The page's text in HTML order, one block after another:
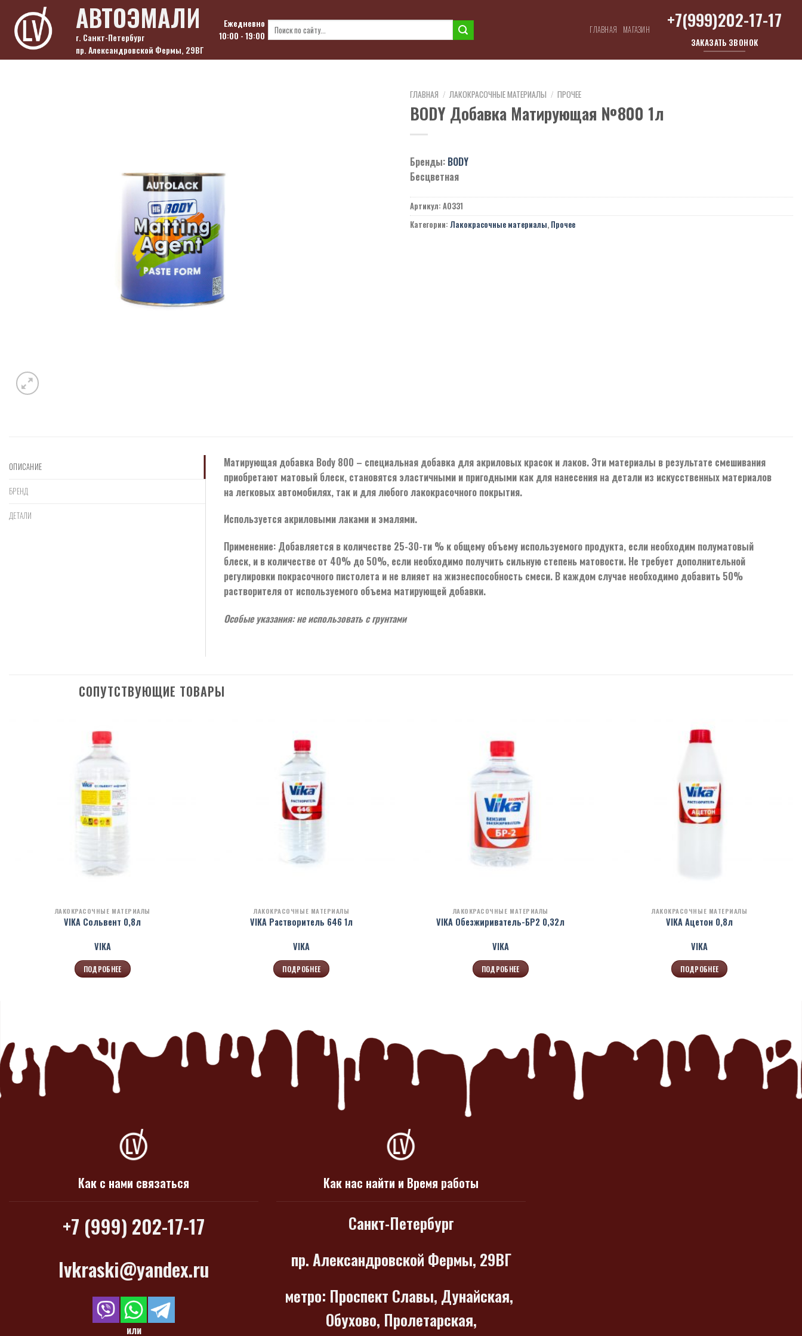
content
АВТОЭМАЛИ
г. Санкт-Петербург
пр. Александровской Фермы, 29ВГ
Ежедневно
10:00 - 19:00
Искать: ГЛАВНАЯ МАГАЗИН +7(999)202-17-17
ЗАКАЗАТЬ ЗВОНОК
ГЛАВНАЯ / ЛАКОКРАСОЧНЫЕ МАТЕРИАЛЫ / ПРОЧЕЕ
BODY Добавка Матирующая №800 1л
Бренды: BODY
Бесцветная
Артикул: A0331
Категории: Лакокрасочные материалы, Прочее
ОПИСАНИЕ
БРЕНД
ДЕТАЛИ
Матирующая добавка Body 800 – специальная добавка для акриловых красок и лаков. Эти материалы в результате смешивания
приобретают матовый блеск, становятся эластичными и пригодными как для нанесения на детали из искусственных материалов
на легковых автомобилях, так и для любого лакокрасочного покрытия.
Используется акриловыми лаками и эмалями.
Применение: Добавляется в количестве 25-30-ти % к общему объему используемого продукта, если необходим полуматовый
блеск, и в количестве от 40% до 50%, если необходимо получить сильную степень матовости. Не требует дополнительной
регулировки покрасочного пистолета и не влияет на жизнеспособность смеси. В каждом случае необходимо добавить 50%
растворителя от используемого объема матирующей добавки.
Особые указания: не использовать с грунтами
СОПУТСТВУЮЩИЕ ТОВАРЫ
ЛАКОКРАСОЧНЫЕ МАТЕРИАЛЫ
VIKA Сольвент 0,8л
VIKA
ПОДРОБНЕЕ
ЛАКОКРАСОЧНЫЕ МАТЕРИАЛЫ
VIKA Растворитель 646 1л
VIKA
ПОДРОБНЕЕ
ЛАКОКРАСОЧНЫЕ МАТЕРИАЛЫ
VIKA Обезжириватель-БР2 0,32л
VIKA
ПОДРОБНЕЕ
ЛАКОКРАСОЧНЫЕ МАТЕРИАЛЫ
VIKA Ацетон 0,8л
VIKA
ПОДРОБНЕЕ
Как с нами связаться
+7 (999) 202-17-17
lvkraski@yandex.ru
или
Как нас найти и Время работы
Санкт-Петербург
пр. Александровской Фермы, 29ВГ
метро: Проспект Славы, Дунайская,
Обухово, Пролетарская,